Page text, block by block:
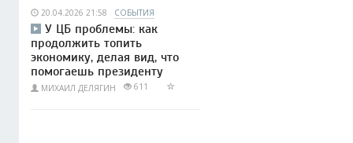
20.04.2026 21:58 СОБЫТИЯ
У ЦБ проблемы: как
продолжить топить
экономику, делая вид, что
помогаешь президенту
МИХАИЛ ДЕЛЯГИН 611